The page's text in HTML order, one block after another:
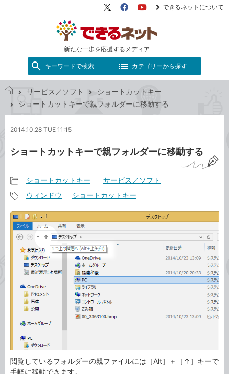
新たな一歩を応援するメディア
X（旧
FacebookYouTube
できるネットについて
キーワードで検索 カテゴリーから探す
ネ
ト
サービス／ソフト
ショートカットキー
ショートカットキーで親フォルダーに移動する
2014.10.28 TUE 11:15
ショートカットキーで親フォルダーに移動する
事
カ
テ
ゴ
リ
ショートカットキー サービス／ソフト
事
タ
グ
ウィンドウ ショートカットキー
閲覧しているフォルダーの親ファイルには［Alt］＋［↑］キーで
手軽に移動できます。